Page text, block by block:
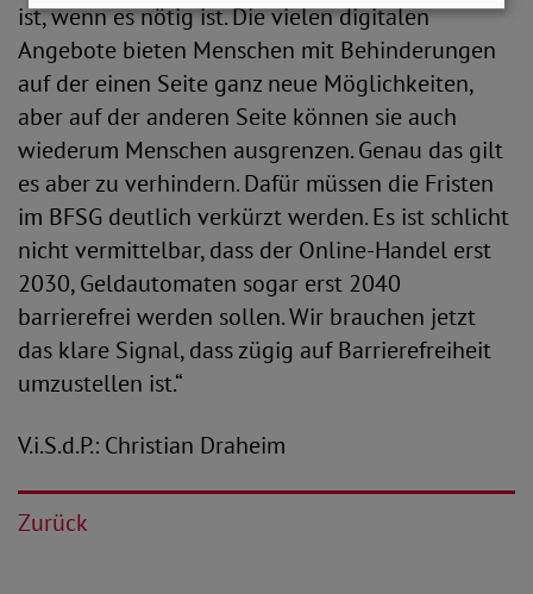
ist, wenn es nötig ist. Die vielen digitalen
Angebote bieten Menschen mit Behinderungen
auf der einen Seite ganz neue Möglichkeiten,
aber auf der anderen Seite können sie auch
wiederum Menschen ausgrenzen. Genau das gilt
es aber zu verhindern. Dafür müssen die Fristen
im BFSG deutlich verkürzt werden. Es ist schlicht
nicht vermittelbar, dass der Online-Handel erst
2030, Geldautomaten sogar erst 2040
barrierefrei werden sollen. Wir brauchen jetzt
das klare Signal, dass zügig auf Barrierefreiheit
umzustellen ist.“
V.i.S.d.P.: Christian Draheim
Zurück